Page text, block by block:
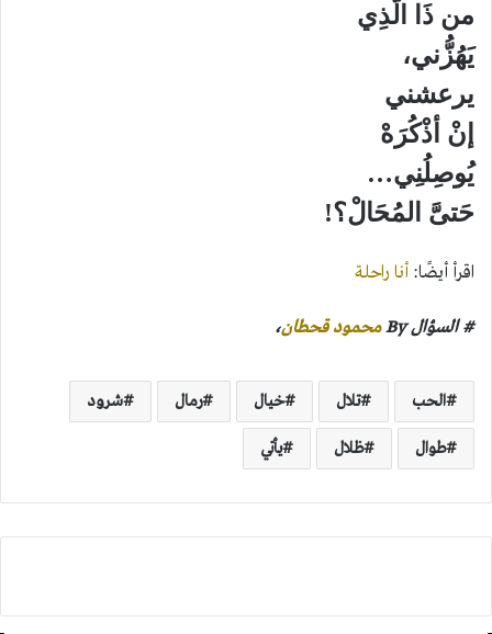
من ذَا الَّذِي
يَهُزُّني،
يرعشني
إنْ أذْكُرَهْ
يُوصِلُنِي…
حَتىَّ المُحَالْ؟!
اقرأ أيضًا: أنا راحلة
# السؤال By محمود قحطان،
الحب تلال خيال رمال شرود
طوال ظلال يأتي